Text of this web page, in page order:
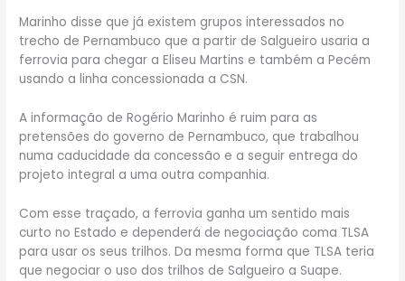
Marinho disse que já existem grupos interessados no
trecho de Pernambuco que a partir de Salgueiro usaria a
ferrovia para chegar a Eliseu Martins e também a Pecém
usando a linha concessionada a CSN.
A informação de Rogério Marinho é ruim para as
pretensões do governo de Pernambuco, que trabalhou
numa caducidade da concessão e a seguir entrega do
projeto integral a uma outra companhia.
Com esse traçado, a ferrovia ganha um sentido mais
curto no Estado e dependerá de negociação coma TLSA
para usar os seus trilhos. Da mesma forma que TLSA teria
que negociar o uso dos trilhos de Salgueiro a Suape.